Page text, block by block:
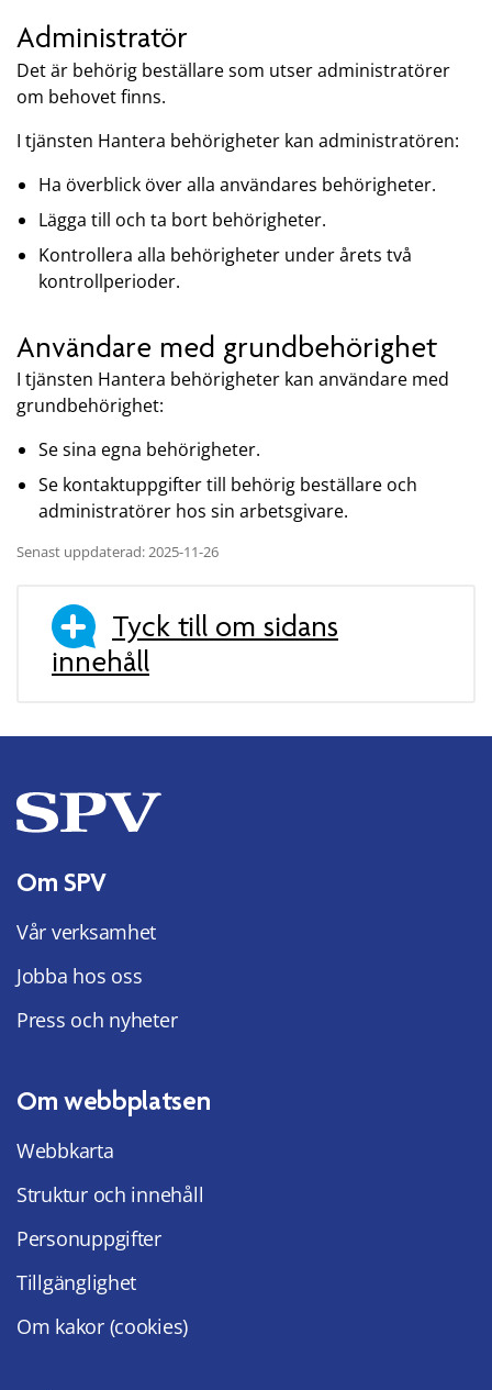
Administratör
Det är behörig beställare som utser administratörer
om behovet finns.
I tjänsten Hantera behörigheter kan administratören:
Ha överblick över alla användares behörigheter.
Lägga till och ta bort behörigheter.
Kontrollera alla behörigheter under årets två
kontrollperioder.
Användare med grundbehörighet
I tjänsten Hantera behörigheter kan användare med
grundbehörighet:
Se sina egna behörigheter.
Se kontaktuppgifter till behörig beställare och
administratörer hos sin arbetsgivare.
Senast uppdaterad: 2025-11-26
Tyck till om sidans
innehåll
Om SPV
Vår verksamhet
Jobba hos oss
Press och nyheter
Om webbplatsen
Webbkarta
Struktur och innehåll
Personuppgifter
Tillgänglighet
Om kakor (cookies)